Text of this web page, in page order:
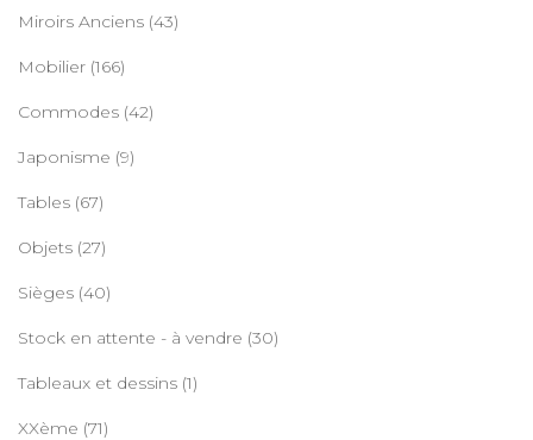
Miroirs Anciens (43)
Mobilier (166)
Commodes (42)
Japonisme (9)
Tables (67)
Objets (27)
Sièges (40)
Stock en attente - à vendre (30)
Tableaux et dessins (1)
XXème (71)